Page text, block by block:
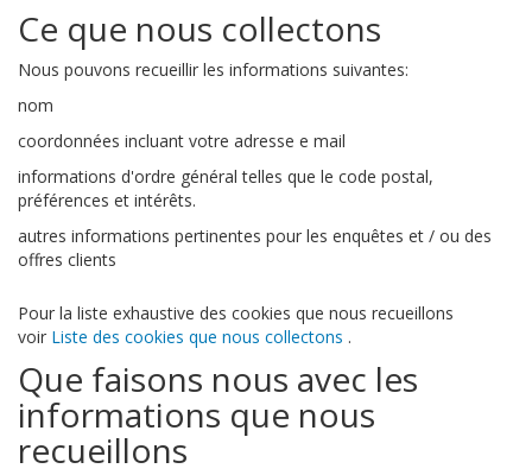
Ce que nous collectons
Nous pouvons recueillir les informations suivantes:
nom
coordonnées incluant votre adresse e mail
informations d'ordre général telles que le code postal,
préférences et intérêts.
autres informations pertinentes pour les enquêtes et / ou des
offres clients
Pour la liste exhaustive des cookies que nous recueillons
voir Liste des cookies que nous collectons .
Que faisons nous avec les
informations que nous
recueillons